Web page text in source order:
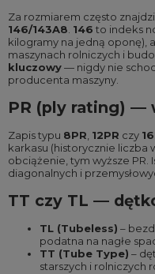
Za rozmiarem często
146/143A8 146 to indeks
kilogramy na jedną oponę), a
maszynach rolniczych i
kluczowy— nigdy nie
producenta maszyny.
PR (ply rating) —
Zapis typu 8PR 12PR czy
karkasu (historycznie liczba
obciążenie, tym wyższe
diagonalnych i
TT czy TL —
TL (Tubeless) –
podatna na nagłe
TT (Tube Type) –
starszych i rolniczych